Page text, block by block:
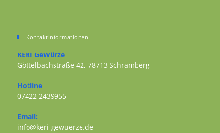
Kontaktinformationen
KERI GeWürze
Göttelbachstraße 42, 78713 Schramberg
Hotline
07422 2439955
Email:
info@keri-gewuerze.de